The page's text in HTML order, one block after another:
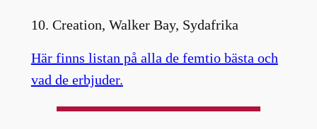
10. Creation, Walker Bay, Sydafrika
Här finns listan på alla de femtio bästa och
vad de erbjuder.